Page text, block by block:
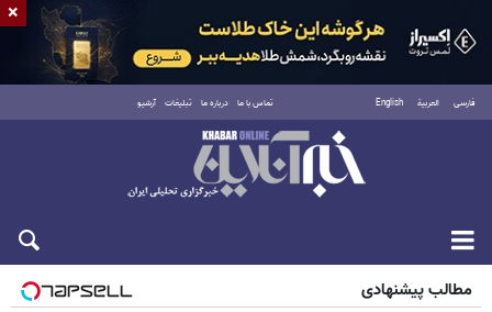
فارسی العربية English تماس با ما درباره ما تبلیغات آرشیو
شنبه ۱۷ مرداد ۱۴۰۵
مطالب پیشنهادی
×